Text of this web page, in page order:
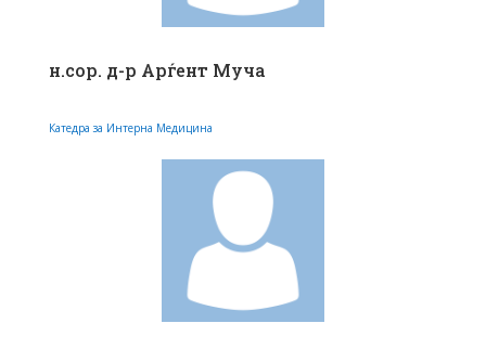
н.сор. д-р Арѓент Муча
Катедра за Интерна Медицина